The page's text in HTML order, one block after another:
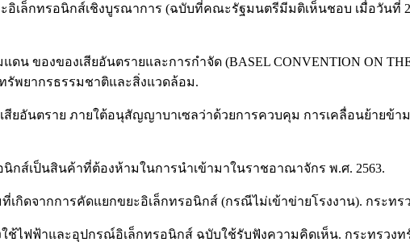
ล็กทรอนิกส์เชิงบูรณาการ (ฉบับที่คณะรัฐมนตรีมีมติเห็นชอบ เมื่อวันที่
องของเสียอันตรายและการกำจัด (BASEL CONVENTION ON THE
ทรัพยากรธรรมชาติและสิ่งแวดล้อม.
อันตราย ภายใต้อนุสัญญาบาเซลว่าด้วยการควบคุม การเคลื่อนย้ายข้า
กส์เป็นสินค้าที่ต้องห้ามในการนำเข้ามาในราชอาณาจักร พ.ศ. 2563.
ดจากการคัดแยกขยะอิเล็กทรอนิกส์ (กรณีไม่เข้าข่ายโรงงาน). กระท
ไฟฟ้าและอุปกรณ์อิเล็กทรอนิกส์ ฉบับใช้รับฟังความคิดเห็น. กระทรวง